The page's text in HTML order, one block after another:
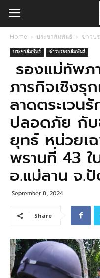
Home ประชาสัมพันธ์ ข่าวป
ประชาสัมพันธ์ ข่าวประชาสัมพันธ์
รองแม่ทัพ
ภารกิจเชิงรุ
ลาดตระเวน
ปลอดภัย กั
ยุทธ์ หน่วยเ
พรานที่ 43
อ.แม่ลาน จ.
September 8, 2024
Share